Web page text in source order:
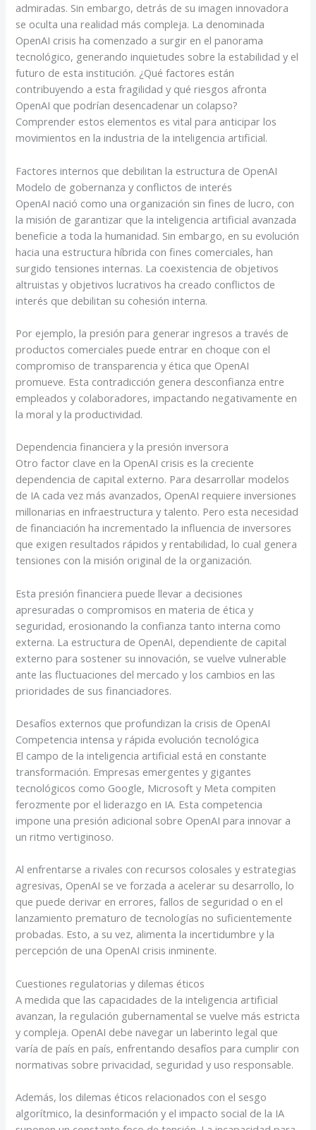
admiradas. Sin embargo, detrás de su imagen innovadora
se oculta una realidad más compleja. La denominada
OpenAI crisis ha comenzado a surgir en el panorama
tecnológico, generando inquietudes sobre la estabilidad y el
futuro de esta institución. ¿Qué factores están
contribuyendo a esta fragilidad y qué riesgos afronta
OpenAI que podrían desencadenar un colapso?
Comprender estos elementos es vital para anticipar los
movimientos en la industria de la inteligencia artificial.
Factores internos que debilitan la estructura de OpenAI
Modelo de gobernanza y conflictos de interés
OpenAI nació como una organización sin fines de lucro, con
la misión de garantizar que la inteligencia artificial avanzada
beneficie a toda la humanidad. Sin embargo, en su evolución
hacia una estructura híbrida con fines comerciales, han
surgido tensiones internas. La coexistencia de objetivos
altruistas y objetivos lucrativos ha creado conflictos de
interés que debilitan su cohesión interna.
Por ejemplo, la presión para generar ingresos a través de
productos comerciales puede entrar en choque con el
compromiso de transparencia y ética que OpenAI
promueve. Esta contradicción genera desconfianza entre
empleados y colaboradores, impactando negativamente en
la moral y la productividad.
Dependencia financiera y la presión inversora
Otro factor clave en la OpenAI crisis es la creciente
dependencia de capital externo. Para desarrollar modelos
de IA cada vez más avanzados, OpenAI requiere inversiones
millonarias en infraestructura y talento. Pero esta necesidad
de financiación ha incrementado la influencia de inversores
que exigen resultados rápidos y rentabilidad, lo cual genera
tensiones con la misión original de la organización.
Esta presión financiera puede llevar a decisiones
apresuradas o compromisos en materia de ética y
seguridad, erosionando la confianza tanto interna como
externa. La estructura de OpenAI, dependiente de capital
externo para sostener su innovación, se vuelve vulnerable
ante las fluctuaciones del mercado y los cambios en las
prioridades de sus financiadores.
Desafíos externos que profundizan la crisis de OpenAI
Competencia intensa y rápida evolución tecnológica
El campo de la inteligencia artificial está en constante
transformación. Empresas emergentes y gigantes
tecnológicos como Google, Microsoft y Meta compiten
ferozmente por el liderazgo en IA. Esta competencia
impone una presión adicional sobre OpenAI para innovar a
un ritmo vertiginoso.
Al enfrentarse a rivales con recursos colosales y estrategias
agresivas, OpenAI se ve forzada a acelerar su desarrollo, lo
que puede derivar en errores, fallos de seguridad o en el
lanzamiento prematuro de tecnologías no suficientemente
probadas. Esto, a su vez, alimenta la incertidumbre y la
percepción de una OpenAI crisis inminente.
Cuestiones regulatorias y dilemas éticos
A medida que las capacidades de la inteligencia artificial
avanzan, la regulación gubernamental se vuelve más estricta
y compleja. OpenAI debe navegar un laberinto legal que
varía de país en país, enfrentando desafíos para cumplir con
normativas sobre privacidad, seguridad y uso responsable.
Además, los dilemas éticos relacionados con el sesgo
algorítmico, la desinformación y el impacto social de la IA